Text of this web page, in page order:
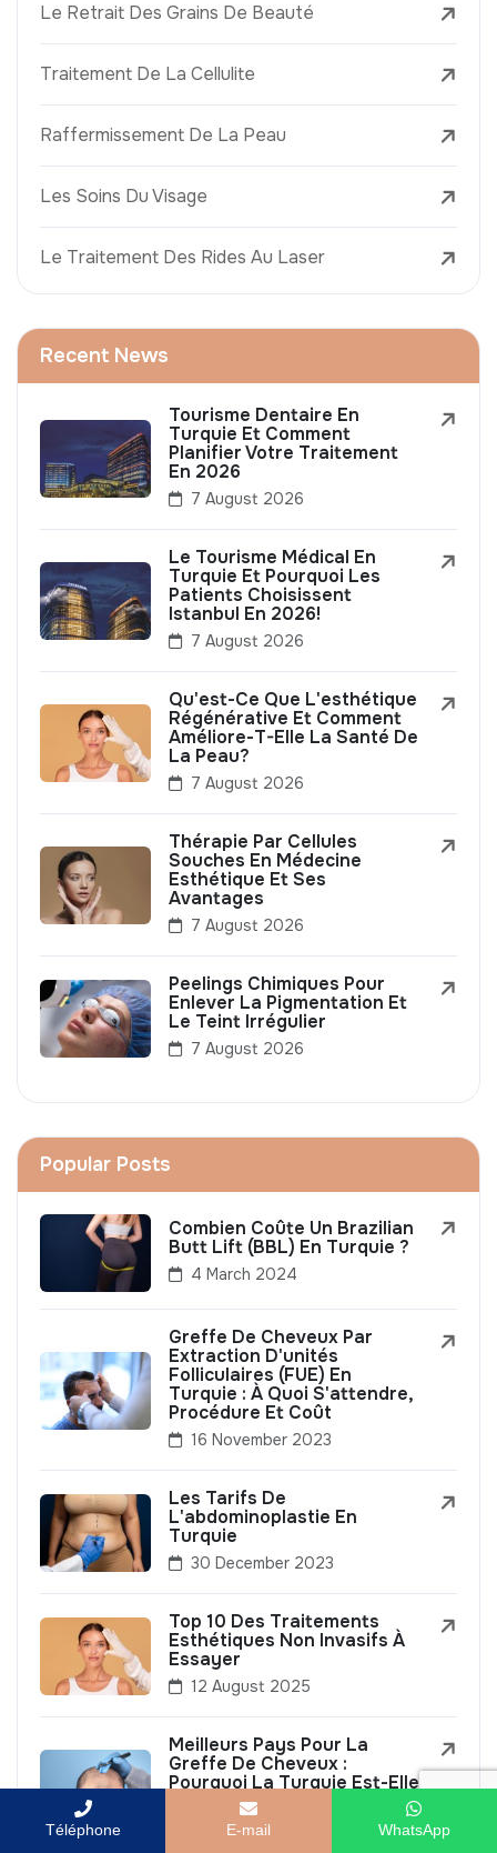
Le Retrait Des Grains De Beauté
Traitement De La Cellulite
Raffermissement De La Peau
Les Soins Du Visage
Le Traitement Des Rides Au Laser
Recent News
Tourisme Dentaire En
Turquie Et Comment
Planifier Votre Traitement
En 2026
7 August 2026
Le Tourisme Médical En
Turquie Et Pourquoi Les
Patients Choisissent
Istanbul En 2026!
7 August 2026
Qu'est-Ce Que L'esthétique
Régénérative Et Comment
Améliore-T-Elle La Santé De
La Peau?
7 August 2026
Thérapie Par Cellules
Souches En Médecine
Esthétique Et Ses
Avantages
7 August 2026
Peelings Chimiques Pour
Enlever La Pigmentation Et
Le Teint Irrégulier
7 August 2026
Popular Posts
Combien Coûte Un Brazilian
Butt Lift (BBL) En Turquie ?
4 March 2024
Greffe De Cheveux Par
Extraction D'unités
Folliculaires (FUE) En
Turquie : À Quoi S'attendre,
Procédure Et Coût
16 November 2023
Les Tarifs De
L'abdominoplastie En
Turquie
30 December 2023
Top 10 Des Traitements
Esthétiques Non Invasifs À
Essayer
12 August 2025
Meilleurs Pays Pour La
Greffe De Cheveux :
Pourquoi La Turquie Est-Elle
Si Populaire ?
8 September 2023
Téléphone E-mail WhatsApp